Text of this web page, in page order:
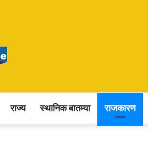
राज्य स्थानिक बातम्या राजकारण